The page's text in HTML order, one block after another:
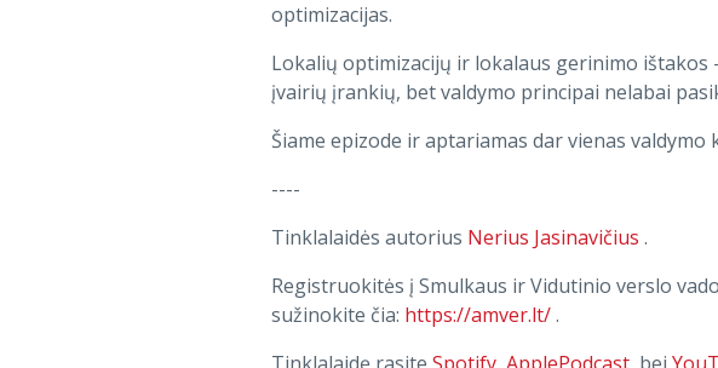
optimizacijas.
Lokalių optimizacijų ir lokalaus gerinimo ištakos
įvairių įrankių, bet valdymo principai nelabai
Šiame epizode ir aptariamas dar vienas
----
Tinklalaidės autorius Nerius Jasinavičius .
Registruokitės į Smulkaus ir Vidutinio verslo
sužinokite čia: https://amver.lt/.